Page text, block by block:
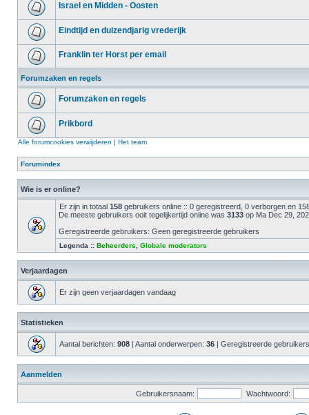
Israel en Midden - Oosten
Eindtijd en duizendjarig vrederijk
Franklin ter Horst per email
Forumzaken en regels
Forumzaken en regels
Prikbord
Alle forumcookies verwijderen | Het team
Forumindex
Wie is er online?
Er zijn in totaal 158 gebruikers online :: 0 geregistreerd, 0 verborgen en
De meeste gebruikers ooit tegelijkertijd online was 3133 op Ma Dec 29,
Geregistreerde gebruikers: Geen geregistreerde gebruikers
Legenda :: Beheerders Globale moderators
Verjaardagen
Er zijn geen verjaardagen vandaag
Statistieken
Aantal berichten: 908 | Aantal onderwerpen: 36 | Geregistreerde
Aanmelden
Gebruikersnaam: Wachtwoord: